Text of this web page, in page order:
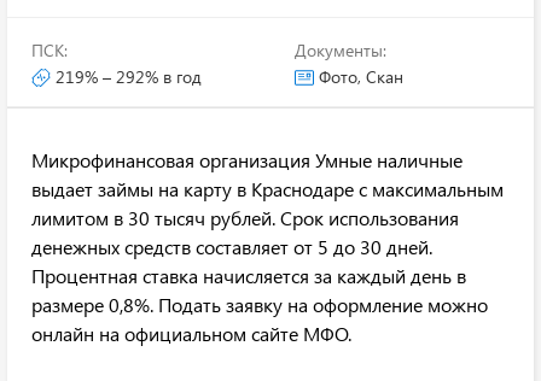
ПСК:
219% – 292% в год
Документы:
Фото, Скан
Микрофинансовая организация Умные наличные
выдает займы на карту в Краснодаре с максимальным
лимитом в 30 тысяч рублей. Срок использования
денежных средств составляет от 5 до 30 дней.
Процентная ставка начисляется за каждый день в
размере 0,8%. Подать заявку на оформление можно
онлайн на официальном сайте МФО.